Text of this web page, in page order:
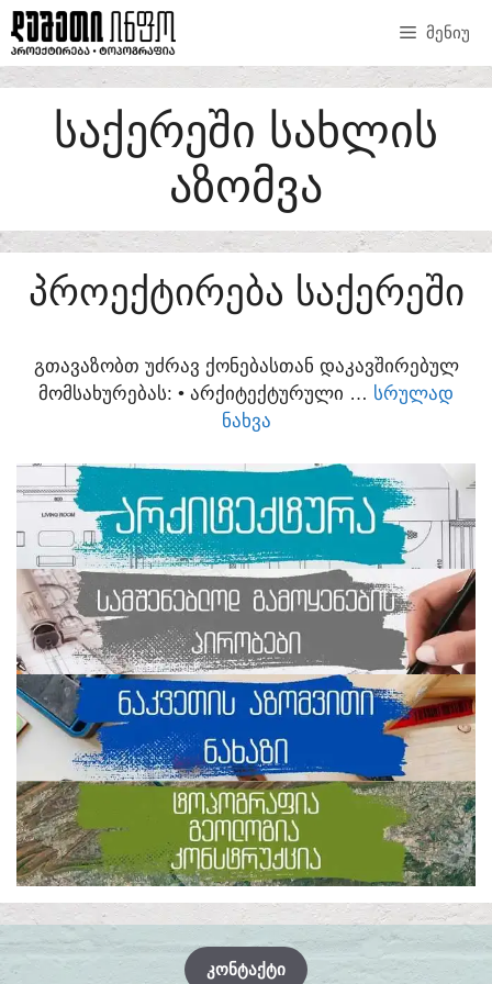
SKIP
TO
CONTENT
ᲛᲔᲜᲘᲣ
ᲡᲐᲥᲔᲠᲔᲨᲘ ᲡᲐᲮᲚᲘᲡ
ᲐᲖᲝᲛᲕᲐ
ᲞᲠᲝᲔᲥᲢᲘᲠᲔᲑᲐ ᲡᲐᲥᲔᲠᲔᲨᲘ
ᲒᲗᲐᲕᲐᲖᲝᲑᲗ ᲣᲫᲠᲐᲕ ᲥᲝᲜᲔᲑᲐᲡᲗᲐᲜ ᲓᲐᲙᲐᲕᲨᲘᲠᲔᲑᲣᲚ
ᲛᲝᲛᲡᲐᲮᲣᲠᲔᲑᲐᲡ:​ • ᲐᲠᲥᲘᲢᲔᲥᲢᲣᲠᲣᲚᲘ … ᲡᲠᲣᲚᲐᲓ
ᲜᲐᲮᲕᲐ
ᲙᲝᲜᲢᲐᲥᲢᲘ